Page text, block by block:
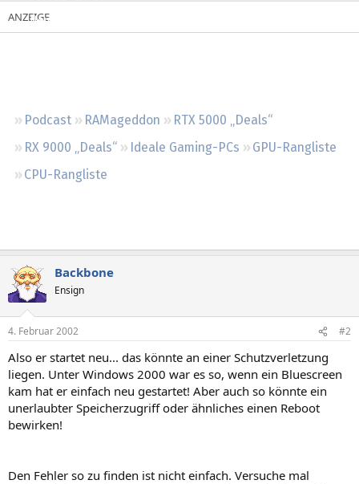
Neueste Aktivitäten
Podcast RAMageddon
RTX 5000 „Deals“
RX 9000 „Deals“
Ideale Gaming-PCs
GPU-Rangliste
CPU-Rangliste
Backbone
Ensign
4. Februar 2002 #2
Also er startet neu... das könnte an einer Schutzverletzung
liegen. Unter Windows 2000 war es so, wenn ein Bluescreen
kam hat er einfach neu gestartet! Aber auch so könnte ein
unerlaubter Speicherzugriff oder ähnliches einen Reboot
bewirken!
Den Fehler so zu finden ist nicht einfach. Versuche mal